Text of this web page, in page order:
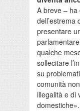
A breve – ha
dell’estrema
presentare
qualche
sollecitare
su
comunità
illegalità e di
domestiche».